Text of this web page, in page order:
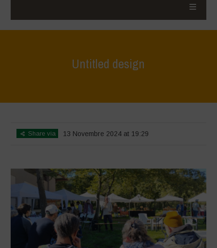
Untitled design
Share via 13 Novembre 2024 at 19:29